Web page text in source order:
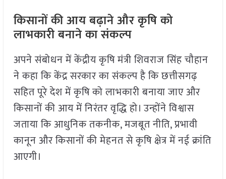
किसानों की आय बढ़ाने और कृषि को
लाभकारी बनाने का संकल्प
अपने संबोधन में केंद्रीय कृषि मंत्री शिवराज सिंह चौहान
ने कहा कि केंद्र सरकार का संकल्प है कि छत्तीसगढ़
सहित पूरे देश में कृषि को लाभकारी बनाया जाए और
किसानों की आय में निरंतर वृद्धि हो। उन्होंने विश्वास
जताया कि आधुनिक तकनीक, मजबूत नीति, प्रभावी
कानून और किसानों की मेहनत से कृषि क्षेत्र में नई क्रांति
आएगी।